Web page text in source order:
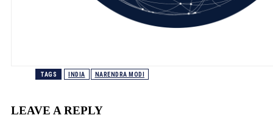
TAGS INDIA NARENDRA MODI
LEAVE A REPLY